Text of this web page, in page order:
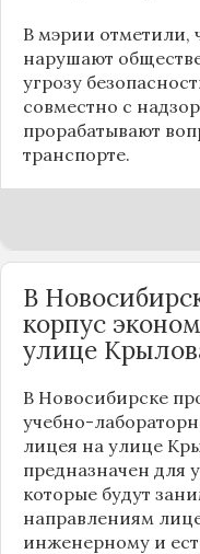
В мэрии отметили,
нарушают
угрозу
совместно с
прорабатывают
транспорте.
В
корпус
улице
В Новосибирске
учебно-
лицея на улице
предназначен для
которые будут
направлениям
инженерному и